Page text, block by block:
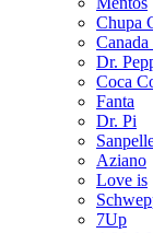
Chupa
Dr.
Coca
Fanta
Dr. Pi
Aziano
Love is
7Up